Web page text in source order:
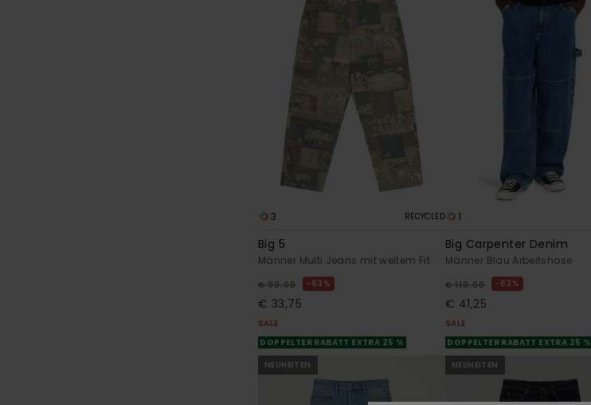
3 RECYCLED
Big 5
Männer Multi Jeans mit weitem Fit
€ 90,00 63%
€ 33,75
SALE
DOPPELTER RABATT EXTRA 25 %
1
Big Carpenter Denim
Männer Blau Arbeitshose
€ 110,00 63%
€ 41,25
SALE
DOPPELTER RABATT EXTRA 25 %
NEUHEITEN NEUHEITEN